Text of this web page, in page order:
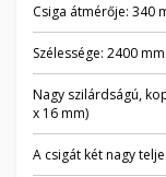
Csiga átmérője: 340
Szélessége: 2400 mm
Nagy szilárdságú,
x 16 mm)
A csigát két nagy